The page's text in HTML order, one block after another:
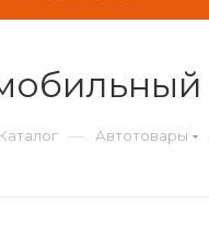
Каталог — Автотовары